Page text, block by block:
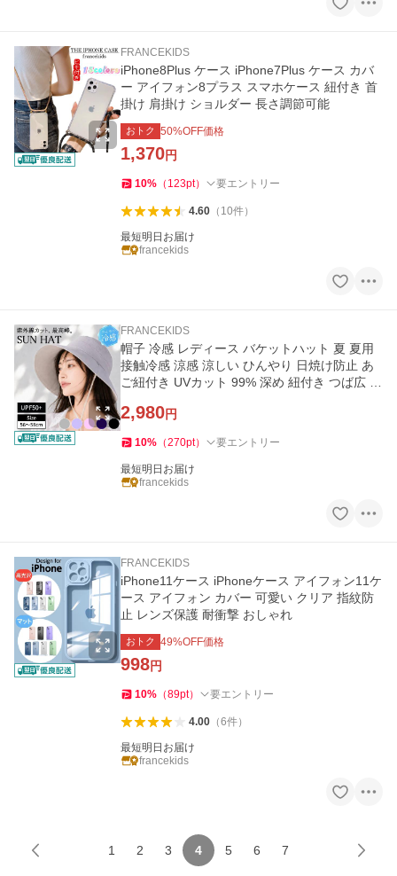
FRANCEKIDS
iPhone8Plus ケース iPhone7Plus ケース カバ
ー アイフォン8プラス スマホケース 紐付き 首
掛け 肩掛け ショルダー 長さ調節可能
おトク 50%OFF価格
1,370円
10% （ 123pt） 要エントリー
4.60（ 10件）
最短明日お届け
francekids
FRANCEKIDS
帽子 冷感 レディース バケットハット 夏 夏用
接触冷感 涼感 涼しい ひんやり 日焼け防止 あ
ご紐付き UVカット 99% 深め 紐付き つば広 日
2,980円
10% （270pt） 要エントリー
最短明日お届け
francekids
FRANCEKIDS
iPhone11ケース iPhoneケース アイフォン11ケ
ース アイフォン カバー 可愛い クリア 指紋防
止 レンズ保護 耐衝撃 おしゃれ
おトク 49%OFF価格
998円
10% （89pt） 要エントリー
4.00（6件）
最短明日お届け
francekids
1 2 3 4 5 6 7